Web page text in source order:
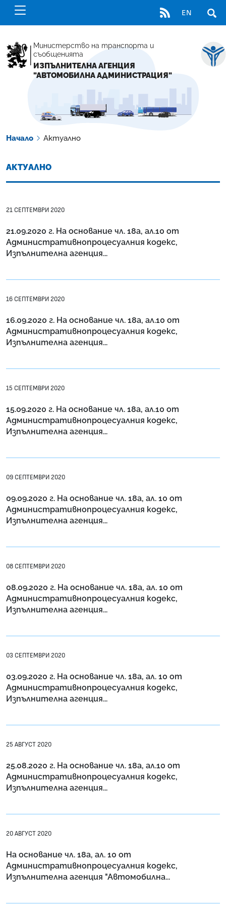
RSS EN
Министерство на транспорта и
съобщенията
ИЗПЪЛНИТЕЛНА АГЕНЦИЯ
"АВТОМОБИЛНА АДМИНИСТРАЦИЯ"
Начало Актуално
АКТУАЛНО
21 СЕПТЕМВРИ 2020
21.09.2020 г. На основание чл. 18а, ал.10 от
Административнопроцесуалния кодекс,
Изпълнителна агенция...
16 СЕПТЕМВРИ 2020
16.09.2020 г. На основание чл. 18а, ал.10 от
Административнопроцесуалния кодекс,
Изпълнителна агенция...
15 СЕПТЕМВРИ 2020
15.09.2020 г. На основание чл. 18а, ал.10 от
Административнопроцесуалния кодекс,
Изпълнителна агенция...
09 СЕПТЕМВРИ 2020
09.09.2020 г. На основание чл. 18a, ал. 10 от
Административнопроцесуалния кодекс,
Изпълнителна агенция...
08 СЕПТЕМВРИ 2020
08.09.2020 г. На основание чл. 18a, ал. 10 от
Административнопроцесуалния кодекс,
Изпълнителна агенция...
03 СЕПТЕМВРИ 2020
03.09.2020 г. На основание чл. 18а, ал. 10 от
Административнопроцесуалния кодекс,
Изпълнителна агенция...
25 АВГУСТ 2020
25.08.2020 г. На основание чл. 18а, ал.10 от
Административнопроцесуалния кодекс,
Изпълнителна агенция...
20 АВГУСТ 2020
На основание чл. 18а, ал. 10 от
Административнопроцесуалния кодекс,
Изпълнителна агенция "Автомобилна...